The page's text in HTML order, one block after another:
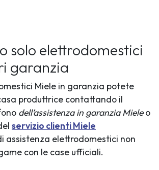
solo elettrodomestici
garanzia
Miele in garanzia potete
produttrice contattando il
dell’assistenza in garanzia Mieleo
servizio clienti Miele
assistenza elettrodomestici non
con le case ufficiali.